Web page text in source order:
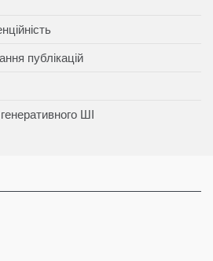
публікацій
ШІ